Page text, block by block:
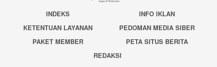
INDEKS
INFO IKLAN
KETENTUAN LAYANAN
PEDOMAN MEDIA SIBER
PAKET MEMBER
PETA SITUS BERITA
REDAKSI